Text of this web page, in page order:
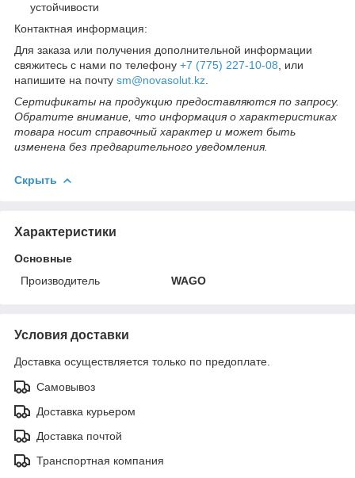
устойчивости
Контактная информация:
Для заказа или получения дополнительной информации
свяжитесь с нами по телефону +7 (775) 227-10-08 , или
напишите на почту sm@novasolut.kz
Сертификаты на продукцию предоставляются по запросу.
Обратите внимание, что информация о характеристиках
товара носит справочный характер и может быть
изменена без предварительного уведомления.
Скрыть
Характеристики
Основные
Производитель
WAGO
Условия доставки
Доставка осуществляется только по предоплате.
Самовывоз
Доставка курьером
Доставка почтой
Транспортная компания